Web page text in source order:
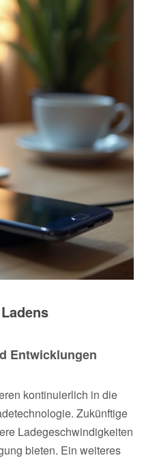
Entwicklungen
kontinuierlich in die
Zukünftige
Ladegeschwindigkeiten
bieten. Ein weiteres